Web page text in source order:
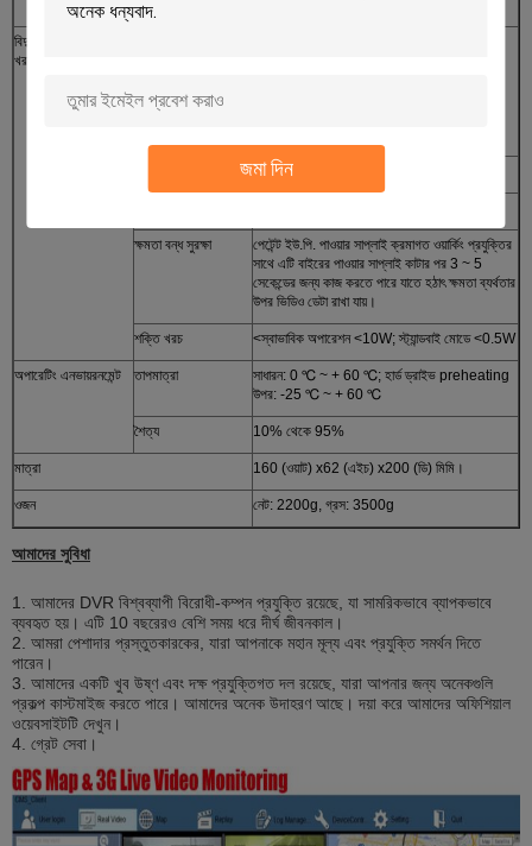
জমা দিন
বিদ্যুৎ সরবরাহ ও বিদ্যুৎ
খরচ
ডিসি: + 8V ~ + 36V
ক্ষমতা বন্ধ সুরক্ষা
পেটেন্ট ইউ.পি. পাওয়ার সাপ্লাই ক্রমাগত ওয়ার্কিং প্রযুক্তির
সাথে এটি বাইরের পাওয়ার সাপ্লাই কাটার পর 3 ~ 5
সেকেন্ডের জন্য কাজ করতে পারে যাতে হঠাৎ ক্ষমতা ব্যর্থতার
উপর ভিডিও ডেটা রাখা যায়।
শক্তি খরচ <স্বাভাবিক অপারেশন <10W; স্ট্যান্ডবাই মোডে <0.5W
অপারেটিং এনভায়রনমেন্ট তাপমাত্রা
সাধারন: 0 ℃ ~ + 60 ℃; হার্ড ড্রাইভ preheating
উপর: -25 ℃ ~ + 60 ℃
শৈত্য 10% থেকে 95%
মাত্রা 160 (ওয়াট) x62 (এইচ) x200 (ডি) মিমি।
ওজন নেট: 2200g, গ্রস: 3500g
আমাদের সুবিধা
1. আমাদের DVR বিশ্বব্যাপী বিরোধী-কম্পন প্রযুক্তি রয়েছে, যা সামরিকভাবে ব্যাপকভাবে
ব্যবহৃত হয়। এটি 10 ​​বছরেরও বেশি সময় ধরে দীর্ঘ জীবনকাল।
2. আমরা পেশাদার প্রস্তুতকারকের, যারা আপনাকে মহান মূল্য এবং প্রযুক্তি সমর্থন দিতে
পারেন।
3. আমাদের একটি খুব উষ্ণ এবং দক্ষ প্রযুক্তিগত দল রয়েছে, যারা আপনার জন্য অনেকগুলি
প্রকল্প কাস্টমাইজ করতে পারে। আমাদের অনেক উদাহরণ আছে। দয়া করে আমাদের অফিশিয়াল
ওয়েবসাইটটি দেখুন।
4. গ্রেট সেবা।